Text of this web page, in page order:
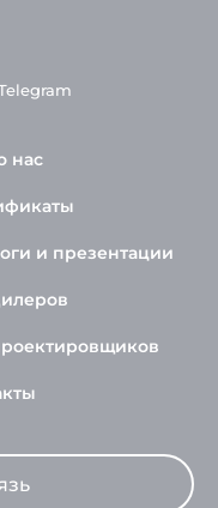
нас
и презентации